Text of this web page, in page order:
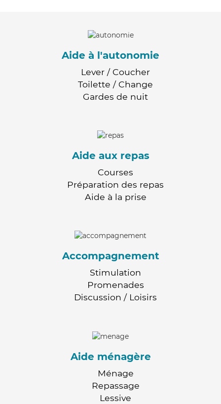
Aide à l'autonomie
Lever / Coucher
Toilette / Change
Gardes de nuit
Aide aux repas
Courses
Préparation des repas
Aide à la prise
Accompagnement
Stimulation
Promenades
Discussion / Loisirs
Aide ménagère
Ménage
Repassage
Lessive